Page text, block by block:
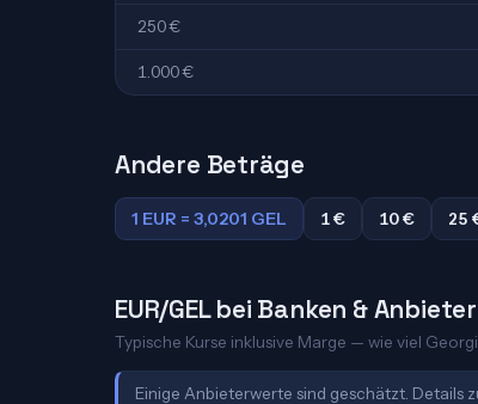
250 €
1.000 €
Andere Beträge
1 EUR = 3,0201 GEL 1 € 10 € 25
EUR/GEL bei Banken &
Typische Kurse inklusive Marge — wie viel
Einige Anbieterwerte sind geschätzt. Details